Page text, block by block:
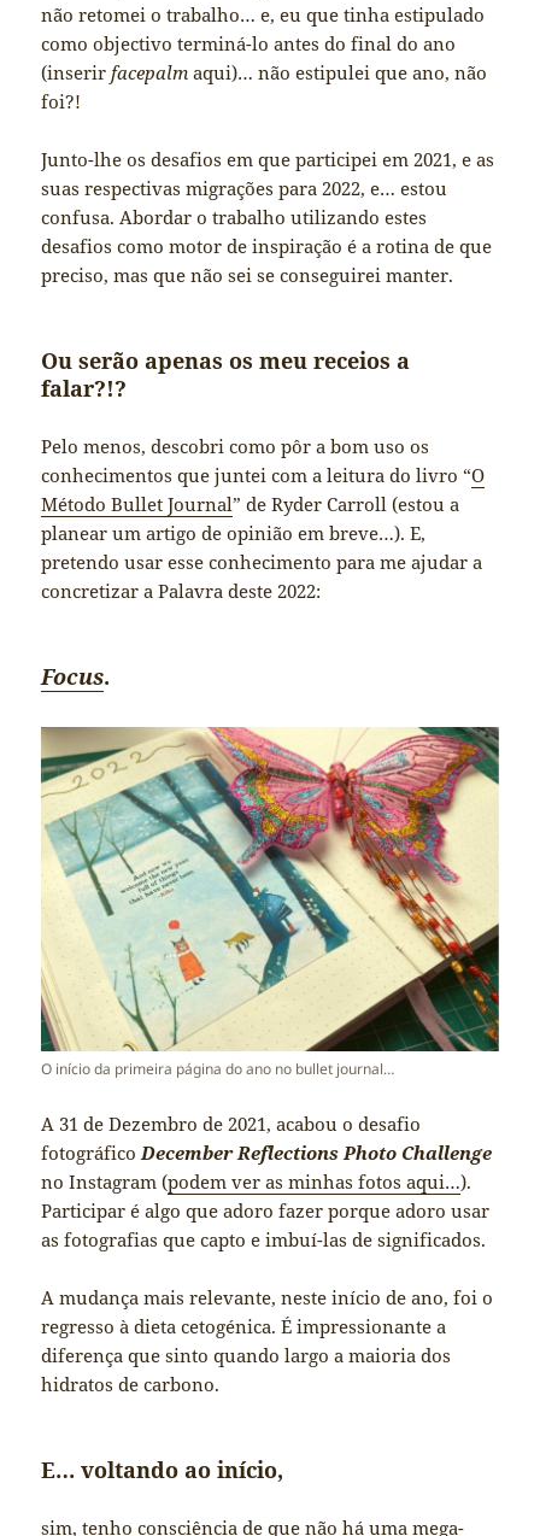
não retomei o trabalho… e, eu que tinha estipulado
como objectivo terminá-lo antes do final do ano
(inserir facepalm aqui)… não estipulei que ano, não
foi?!
Junto-lhe os desafios em que participei em 2021, e as
suas respectivas migrações para 2022, e… estou
confusa. Abordar o trabalho utilizando estes
desafios como motor de inspiração é a rotina de que
preciso, mas que não sei se conseguirei manter.
Ou serão apenas os meu receios a
falar?!?
Pelo menos, descobri como pôr a bom uso os
conhecimentos que juntei com a leitura do livro “O
Método Bullet Journal” de Ryder Carroll (estou a
planear um artigo de opinião em breve…). E,
pretendo usar esse conhecimento para me ajudar a
concretizar a Palavra deste 2022:
Focus.
O início da primeira página do ano no bullet journal…
A 31 de Dezembro de 2021, acabou o desafio
fotográfico December Reflections Photo Challenge
no Instagram (podem ver as minhas fotos aqui…).
Participar é algo que adoro fazer porque adoro usar
as fotografias que capto e imbuí-las de significados.
A mudança mais relevante, neste início de ano, foi o
regresso à dieta cetogénica. É impressionante a
diferença que sinto quando largo a maioria dos
hidratos de carbono.
E… voltando ao início,
sim, tenho consciência de que não há uma mega-